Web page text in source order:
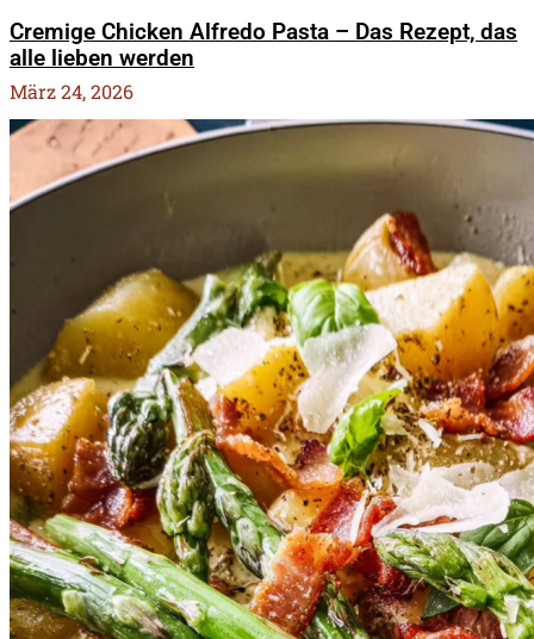
Cremige Chicken Alfredo Pasta – Das Rezept, das
alle lieben werden
März 24, 2026